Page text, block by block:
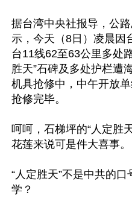
据台湾中央社报导，公
示，今天（8日）凌晨因
台11线62至63公里多处
胜天”石碑及多处护栏遭
机具抢修中，中午开放
抢修完毕。
呵呵，石梯坪的“人定胜
花莲来说可是件大喜事。
“人定胜天”不是中共的
学？